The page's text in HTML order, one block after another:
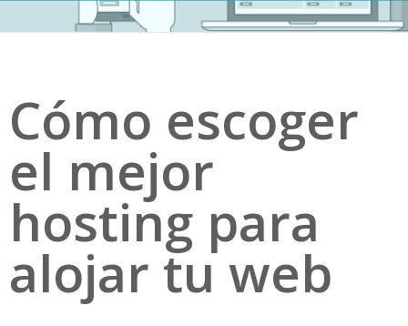
Cómo escoger
el mejor
hosting para
alojar tu web